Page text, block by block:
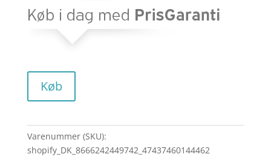
Køb
Varenummer (SKU):
shopify_DK_8666242449742_47437460144462